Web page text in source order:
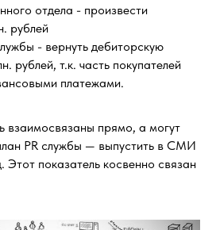
отдела - произвести
рублей
- вернуть дебиторскую
рублей, т.к. часть покупателей
платежами.
взаимосвязаны прямо, а могут
PR службы — выпустить в СМИ
Этот показатель косвенно связан